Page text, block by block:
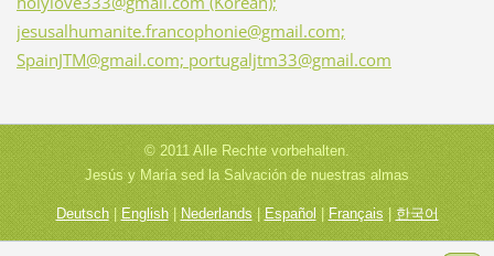
jesusalhumanite.francophonie@gmail.com;
SpainJTM@gmail.com; portugaljtm33@gmail.com
© 2011 Alle Rechte vorbehalten.
Jesús y María sed la Salvación de nuestras almas
Deutsch|English| Nederlands| Español |Français|한국어